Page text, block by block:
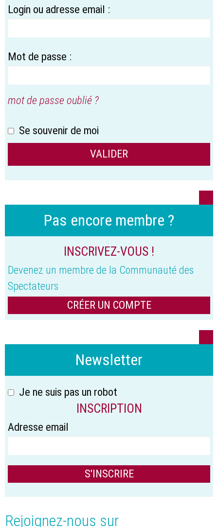
Login ou adresse email :
Mot de passe :
mot de passe oublié ?
Se souvenir de moi
Pas encore membre ?
INSCRIVEZ-VOUS !
Devenez un membre de la Communauté des
Spectateurs
CRÉER UN COMPTE
Newsletter
Je ne suis pas un robot
INSCRIPTION
Adresse email
Rejoignez-nous sur